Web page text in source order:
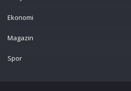
Ekonomi
Magazin
Spor